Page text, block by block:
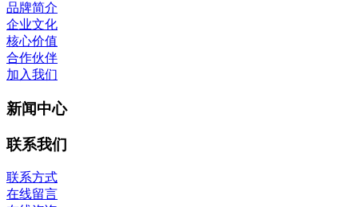
品牌简介
企业文化
核心价值
合作伙伴
加入我们
新闻中心
联系我们
联系方式
在线留言